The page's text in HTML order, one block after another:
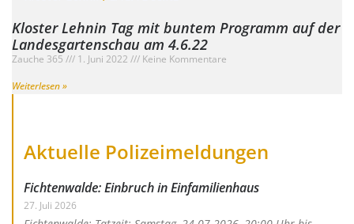
Kloster Lehnin Tag mit buntem Programm auf der
Landesgartenschau am 4.6.22
Zauche 365 1. Juni 2022
Keine Kommentare
Weiterlesen »
Aktuelle Polizeimeldungen
Fichtenwalde: Einbruch in Einfamilienhaus
27. Juli 2026